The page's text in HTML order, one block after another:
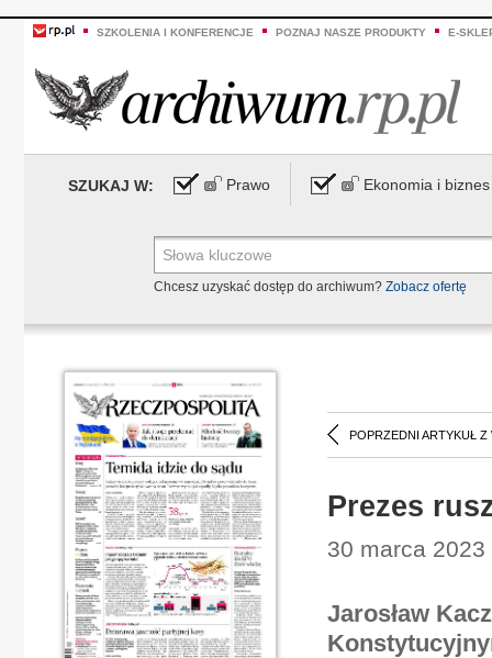
SZKOLENIA I KONFERENCJE POZNAJ NASZE PRODUKTY E-
SZUKAJ W: Prawo Ekonomia i biznes
Chcesz uzyskać dostęp do archiwum? Zobacz ofertę
POPRZEDNI ARTYKUŁ Z
Prezes
30 marca
Jarosław